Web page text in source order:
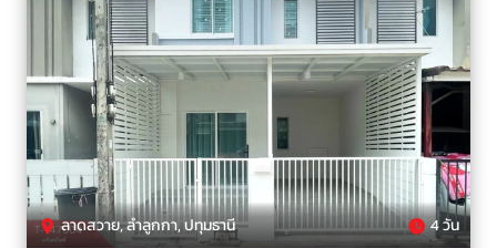
ลาดสวาย, ลำลูกกา, ปทุมธานี 4 วัน